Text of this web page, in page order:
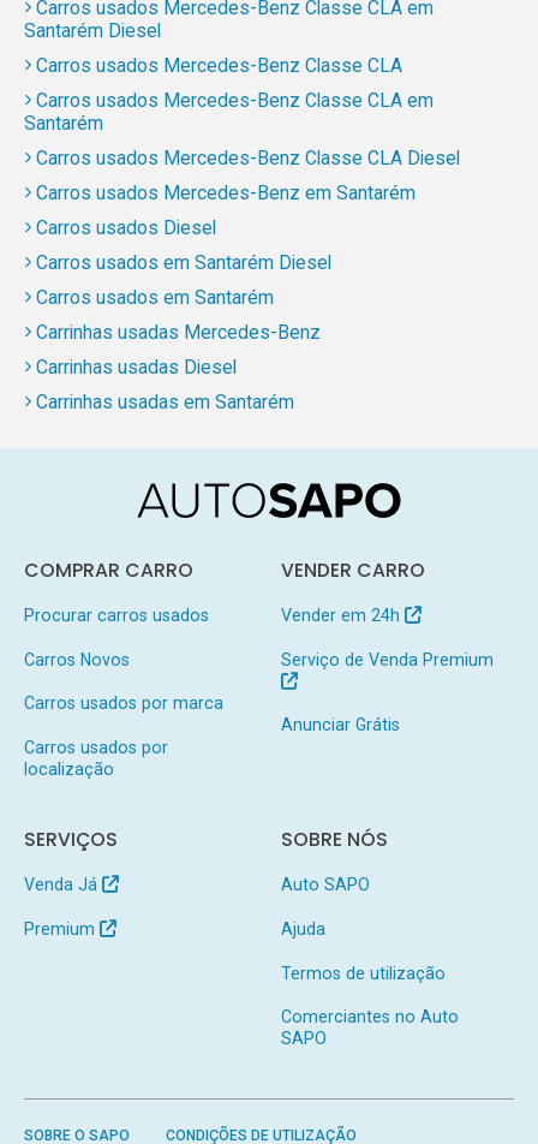
Carros usados Mercedes-Benz Classe CLA em
Santarém Diesel
Carros usados Mercedes-Benz Classe CLA
Carros usados Mercedes-Benz Classe CLA em
Santarém
Carros usados Mercedes-Benz Classe CLA Diesel
Carros usados Mercedes-Benz em Santarém
Carros usados Diesel
Carros usados em Santarém Diesel
Carros usados em Santarém
Carrinhas usadas Mercedes-Benz
Carrinhas usadas Diesel
Carrinhas usadas em Santarém
COMPRAR CARRO
Procurar carros usados
Carros Novos
Carros usados por marca
Carros usados por
localização
VENDER CARRO
Vender em 24h
Serviço de Venda Premium
Anunciar Grátis
SERVIÇOS
Venda Já
Premium
SOBRE NÓS
Auto SAPO
Ajuda
Termos de utilização
Comerciantes no Auto
SAPO
SOBRE O SAPO CONDIÇÕES DE UTILIZAÇÃO